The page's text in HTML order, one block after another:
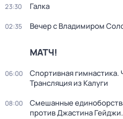
23:30 Галка
02:35 Вечер с Владимиром
МАТЧ!
06:00
Спортивная гимнастика.
Трансляция из Калуги
08:00
Смешанные
против Джастина